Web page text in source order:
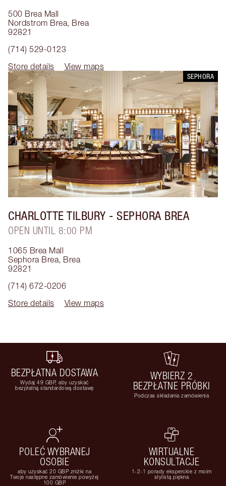
500 Brea Mall
Nordstrom Brea, Brea
92821
(714) 529-0123
Store details
View maps
SEPHORA
CHARLOTTE TILBURY - SEPHORA BREA
OPEN UNTIL 8:00 PM
1065 Brea Mall
Sephora Brea, Brea
92821
(714) 672-0206
Store details
View maps
BEZPŁATNA DOSTAWA
Wydaj 49 GBP, aby uzyskać
bezpłatną standardową dostawę
WYBIERZ 2
BEZPŁATNE PRÓBKI
Podczas składania zamówienia
POLEĆ WYBRANEJ
OSOBIE
aby uzyskać 20 GBP zniżki na
Twoje następne zamówienie powyżej
100 GBP
WIRTUALNE
KONSULTACJE
1-2-1 porady eksperckie z moim
stylistą piękna